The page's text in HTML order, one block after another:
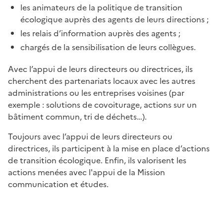
les animateurs de la politique de transition
écologique auprès des agents de leurs directions ;
les relais d’information auprès des agents ;
chargés de la sensibilisation de leurs collègues.
Avec l’appui de leurs directeurs ou directrices, ils
cherchent des partenariats locaux avec les autres
administrations ou les entreprises voisines (par
exemple : solutions de covoiturage, actions sur un
bâtiment commun, tri de déchets…).
Toujours avec l’appui de leurs directeurs ou
directrices, ils participent à la mise en place d’actions
de transition écologique. Enfin, ils valorisent les
actions menées avec l'appui de la Mission
communication et études.